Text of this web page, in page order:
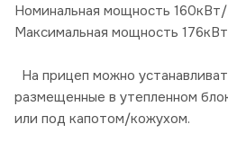
Номинальная мощность
Максимальная мощность
На прицеп можно
размещенные в утепленном
или под капотом/кожухом.